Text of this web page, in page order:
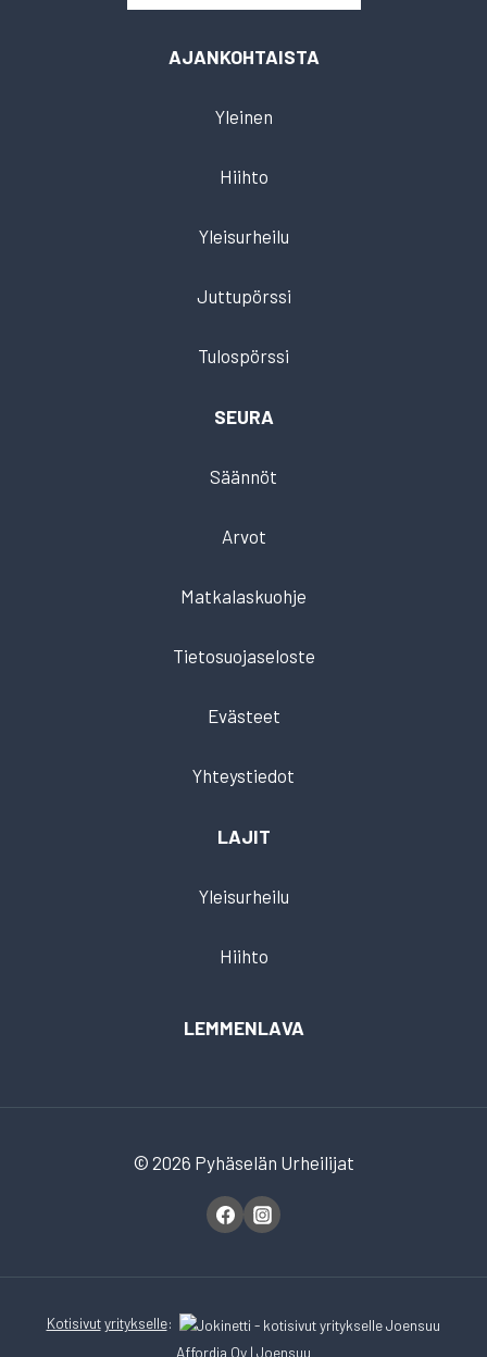
AJANKOHTAISTA
Yleinen
Hiihto
Yleisurheilu
Juttupörssi
Tulospörssi
SEURA
Säännöt
Arvot
Matkalaskuohje
Tietosuojaseloste
Evästeet
Yhteystiedot
LAJIT
Yleisurheilu
Hiihto
LEMMENLAVA
© 2026 Pyhäselän Urheilijat
Kotisivut yritykselle:
Affordia Oy | Joensuu